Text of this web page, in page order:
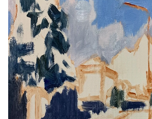
ciel j'ai utilisé un mélange de bleu
blanc de titane.
Les reflets nuageux sont un mélange de
touche de sienne brûlée ajoutée.
Je peux
couleur pour se fondre dans les ombres et
dans les nuages.